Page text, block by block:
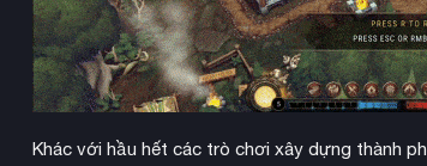
Khác với hầu hết các trò chơi xây dựng thành